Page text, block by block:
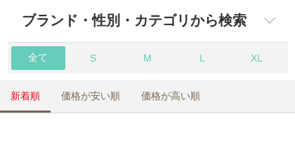
ブランド・性別・カテゴリから検索
全て S M L XL
新着順 価格が安い順 価格が高い順